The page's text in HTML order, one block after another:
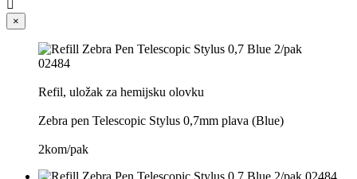

×
Refil, uložak za hemijsku olovku
Zebra pen Telescopic Stylus 0,7mm plava (Blue)
2kom/pak